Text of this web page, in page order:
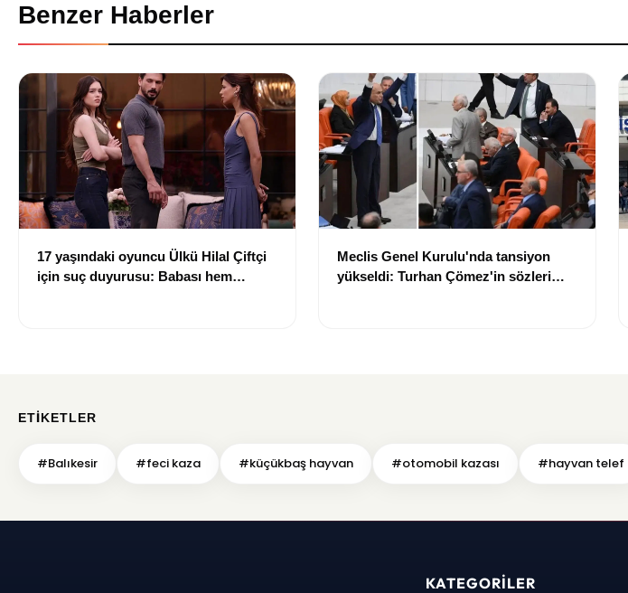
Benzer Haberler
17 yaşındaki oyuncu Ülkü Hilal Çiftçi
için suç duyurusu: Babası hem
Meclis Genel Kurulu'nda tansiyon
yükseldi: Turhan Çömez'in sözleri
ETIKETLER
#Balıkesir #feci kaza #küçükbaş hayvan #otomobil kazası #hayvan telef
KATEGORILER